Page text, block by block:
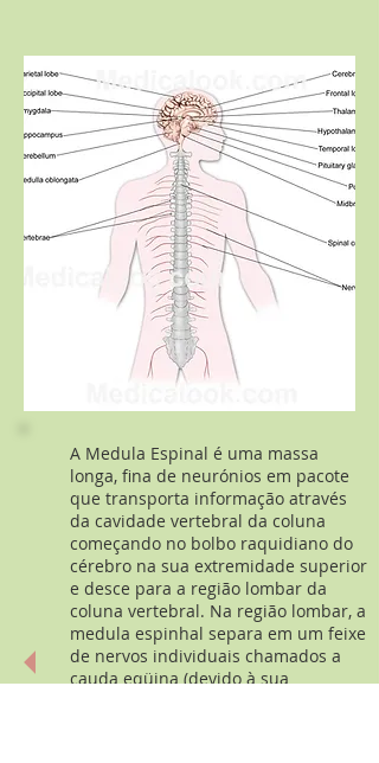
A Medula Espinal é uma massa
longa, fina de neurónios em pacote
que transporta informação através
da cavidade vertebral da coluna
começando no bolbo raquidiano do
cérebro na sua extremidade superior
e desce para a região lombar da
coluna vertebral. Na região lombar, a
medula espinhal separa em um feixe
de nervos individuais chamados a
cauda eqüina (devido à sua